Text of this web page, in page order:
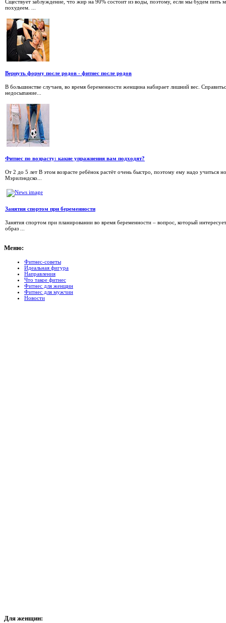
Сществует заблуждение, что жир на 90% состоит из воды, поэтому, если мы будем пить
похудеем. ...
Вернуть форму после родов - фитнес после родов
В большинстве случаев, во время беременности женщина набирает лишний вес.
недосыпание...
Фитнес по возрасту: какие упражнения вам подходят?
От 2 до 5 лет В этом возрасте ребёнок растёт очень быстро, поэтому ему надо учиться
Мэрилэндско...
Занятия спортом при беременности
Занятия спортом при планировании во время беременности – вопрос, который
образ ...
Меню:
Фитнес-советы
Идеальная фигура
Направления
Что такое фитнес
Фитнес для женщин
Фитнес для мужчин
Новости
Для женщин: